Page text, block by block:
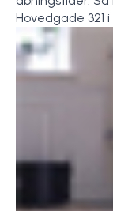
Hovedgade 321